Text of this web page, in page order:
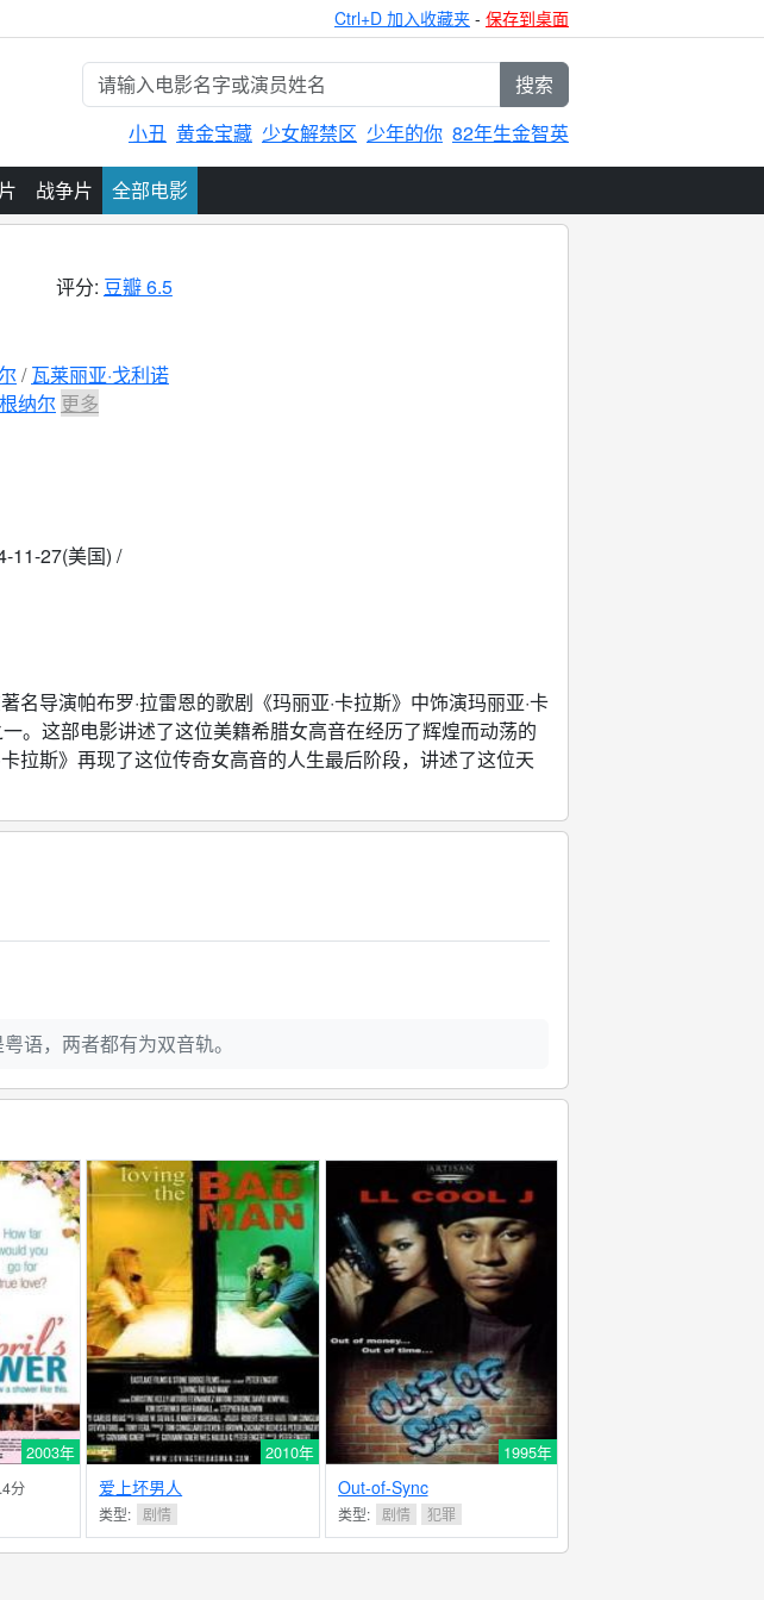
Ctrl+D 加入收藏夹 - 保存到桌面
搜索
小丑 黄金宝藏 少女解禁区 少年的你 82年生金智英
战争片
全部电影
评分: 豆瓣 6.5
瓦莱丽亚·戈利诺
纳尔 更多
11-27(美国) /
导演帕布罗·拉雷恩的歌剧《玛丽亚·卡拉斯》中饰演玛丽亚·卡
这部电影讲述了这位美籍希腊女高音在经历了辉煌而动荡的
拉斯》再现了这位传奇女高音的人生最后阶段，讲述了这位天
语，两者都有为双音轨。
2003年
分
2010年
爱上坏男人
类型: 剧情
1995年
Out-of-Sync
类型: 剧情 犯罪